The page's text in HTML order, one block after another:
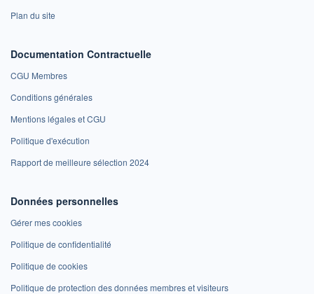
Plan du site
Documentation Contractuelle
CGU Membres
Conditions générales
Mentions légales et CGU
Politique d'exécution
Rapport de meilleure sélection 2024
Données personnelles
Gérer mes cookies
Politique de confidentialité
Politique de cookies
Politique de protection des données membres et visiteurs